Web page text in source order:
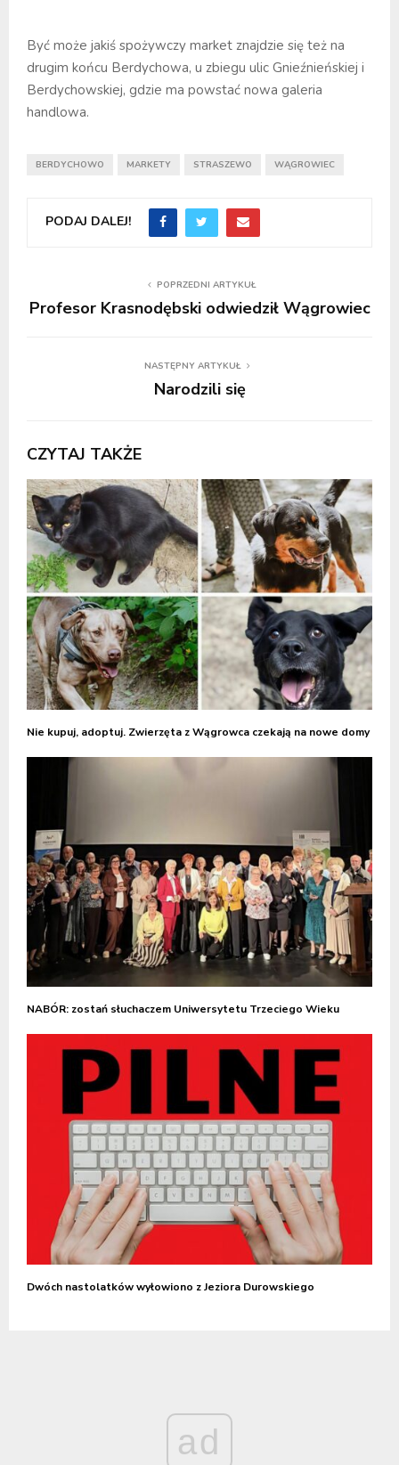
Być może jakiś spożywczy market znajdzie się też na
drugim końcu Berdychowa, u zbiegu ulic Gnieźnieńskiej i
Berdychowskiej, gdzie ma powstać nowa galeria
handlowa.
BERDYCHOWO MARKETY STRASZEWO WĄGROWIEC
PODAJ DALEJ!
POPRZEDNI ARTYKUŁ
Profesor Krasnodębski odwiedził Wągrowiec
NASTĘPNY ARTYKUŁ
Narodzili się
CZYTAJ TAKŻE
Nie kupuj, adoptuj. Zwierzęta z Wągrowca czekają na nowe domy
NABÓR: zostań słuchaczem Uniwersytetu Trzeciego Wieku
Dwóch nastolatków wyłowiono z Jeziora Durowskiego
ad